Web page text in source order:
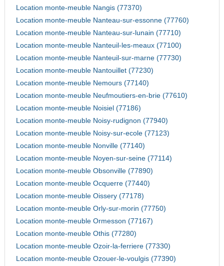
Location monte-meuble Nangis (77370)
Location monte-meuble Nanteau-sur-essonne (77760)
Location monte-meuble Nanteau-sur-lunain (77710)
Location monte-meuble Nanteuil-les-meaux (77100)
Location monte-meuble Nanteuil-sur-marne (77730)
Location monte-meuble Nantouillet (77230)
Location monte-meuble Nemours (77140)
Location monte-meuble Neufmoutiers-en-brie (77610)
Location monte-meuble Noisiel (77186)
Location monte-meuble Noisy-rudignon (77940)
Location monte-meuble Noisy-sur-ecole (77123)
Location monte-meuble Nonville (77140)
Location monte-meuble Noyen-sur-seine (77114)
Location monte-meuble Obsonville (77890)
Location monte-meuble Ocquerre (77440)
Location monte-meuble Oissery (77178)
Location monte-meuble Orly-sur-morin (77750)
Location monte-meuble Ormesson (77167)
Location monte-meuble Othis (77280)
Location monte-meuble Ozoir-la-ferriere (77330)
Location monte-meuble Ozouer-le-voulgis (77390)